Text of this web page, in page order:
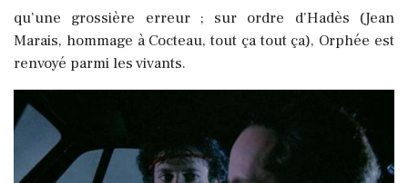
qu’une grossière erreur ; sur ordre d’Hadès (Jean
Marais, hommage à Cocteau, tout ça tout ça), Orphée est
renvoyé parmi les vivants.